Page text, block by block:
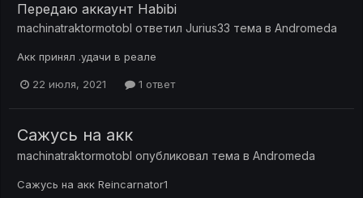
Передаю аккаунт Habibi
machinatraktormotobl ответил Jurius33 тема в Andromeda
Акк принял .удачи в реале
22 июля, 2021 1 ответ
Сажусь на акк
machinatraktormotobl опубликовал тема в Andromeda
Сажусь на акк Reincarnator1